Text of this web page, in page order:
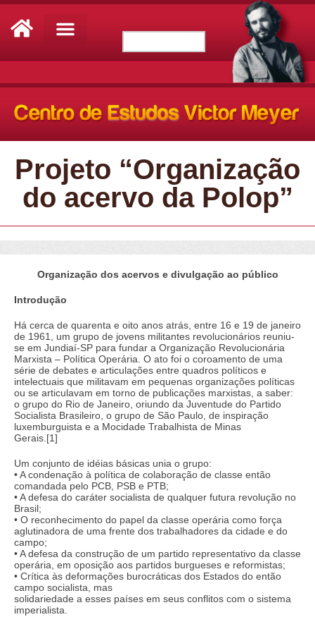
Projeto “Organização
do acervo da Polop”
Organização dos acervos e divulgação ao público
Introdução
Há cerca de quarenta e oito anos atrás, entre 16 e 19 de janeiro
de 1961, um grupo de jovens militantes revolucionários reuniu-
se em Jundiaí-SP para fundar a Organização Revolucionária
Marxista – Política Operária. O ato foi o coroamento de uma
série de debates e articulações entre quadros políticos e
intelectuais que militavam em pequenas organizações políticas
ou se articulavam em torno de publicações marxistas, a saber:
o grupo do Rio de Janeiro, oriundo da Juventude do Partido
Socialista Brasileiro, o grupo de São Paulo, de inspiração
luxemburguista e a Mocidade Trabalhista de Minas
Gerais.[1]
Um conjunto de idéias básicas unia o grupo:
• A condenação à política de colaboração de classe então
comandada pelo PCB, PSB e PTB;
• A defesa do caráter socialista de qualquer futura revolução no
Brasil;
• O reconhecimento do papel da classe operária como força
aglutinadora de uma frente dos trabalhadores da cidade e do
campo;
• A defesa da construção de um partido representativo da classe
operária, em oposição aos partidos burgueses e reformistas;
• Crítica às deformações burocráticas dos Estados do então
campo socialista, mas
solidariedade a esses países em seus conflitos com o sistema
imperialista.